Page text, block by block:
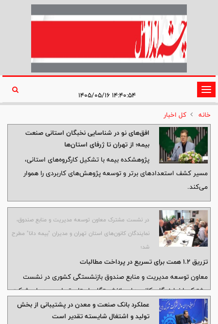
تغییر
وضعیت
ناوبری
۱۴:۴۰:۵۴ ۱۴۰۵/۰۵/۱۶
خانه
کل اخبار
افق‌های نو در شناسایی نخبگان استانی صنعت
بیمه؛ از تهران تا ژرفای استان‌ها
پژوهشکده بیمه با تشکیل کارگروه‌های استانی،
مسیر کشف استعدادهای برتر و توسعه پژوهش‌های کاربردی را هموار
می‌کند.
در نشست مشترک معاون توسعه مدیریت و منابع صندوق،
نمایندگان کانون‌های استان تهران و مدیران "بیمه دانا" مطرح
شد؛
تزریق ۱.۲ همت برای تسریع در پرداخت مطالبات
معاون توسعه مدیریت و منابع صندوق بازنشستگی کشوری در نشست
مشترک با نمایندگان کانون‌های بازنشستگان استان تهران و مدیران شرکت
بیمه دانا، ضمن بررسی آخرین وضعیت پرداخت خسارت‌های درمانی، این
شرکت را مکلف کرد تا تمامی خسارت‌های درمانی کارشناسی‌ شده را تا
عملکرد بانک صنعت و معدن در پشتیبانی از بخش
تولید و اشتغال شایسته تقدیر است